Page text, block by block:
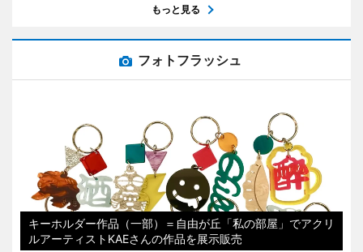
もっと見る
フォトフラッシュ
キーホルダー作品（一部）＝自由が丘「私の部屋」でアクリ
ルアーティストKAEさんの作品を展示販売